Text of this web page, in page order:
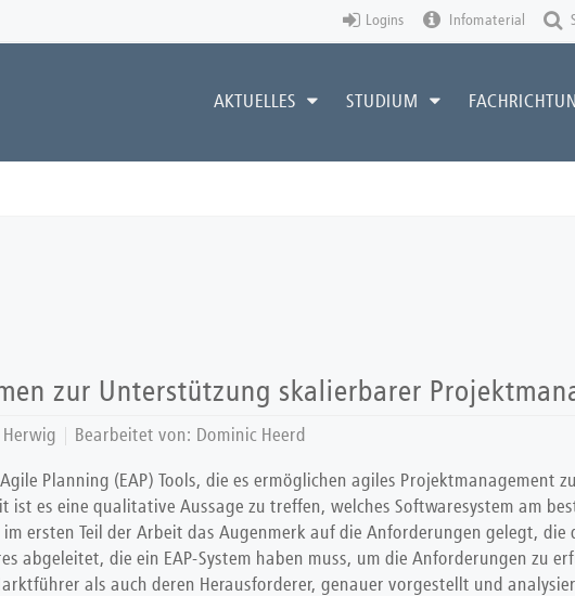
Logins Infomaterial
AKTUELLES STUDIUM
zur Unterstützung skalierbarer
Bearbeitet von: Dominic Heerd
Planning (EAP) Tools, die es ermöglichen agiles Projektmanagement
ist es eine qualitative Aussage zu treffen, welches Softwaresystem am
ersten Teil der Arbeit das Augenmerk auf die Anforderungen gelegt, die
abgeleitet, die ein EAP-System haben muss, um die Anforderungen zu
als auch deren Herausforderer, genauer vorgestellt und